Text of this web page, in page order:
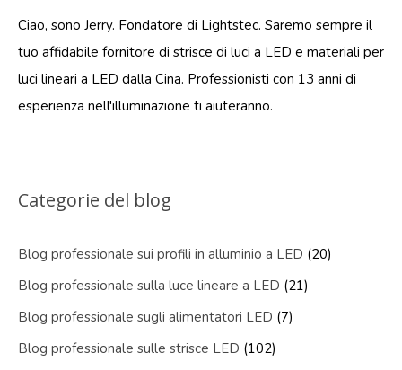
Ciao, sono Jerry. Fondatore di Lightstec. Saremo sempre il
tuo affidabile fornitore di strisce di luci a LED e materiali per
luci lineari a LED dalla Cina. Professionisti con 13 anni di
esperienza nell'illuminazione ti aiuteranno.
Categorie del blog
Blog professionale sui profili in alluminio a LED (20)
Blog professionale sulla luce lineare a LED (21)
Blog professionale sugli alimentatori LED (7)
Blog professionale sulle strisce LED (102)